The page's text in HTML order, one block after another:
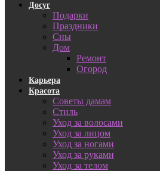
Досуг
Подарки
Праздники
Сны
Дом
Ремонт
Огород
Карьера
Красота
Советы дамам
Стиль
Уход за волосами
Уход за лицом
Уход за ногами
Уход за руками
Уход за телом